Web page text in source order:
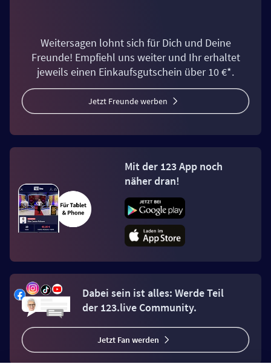
Weitersagen lohnt sich für Dich und Deine
Freunde! Empfiehl uns weiter und Ihr erhaltet
jeweils einen Einkaufsgutschein über 10 €*.
Jetzt Freunde werben
Mit der 123 App noch
näher dran!
Dabei sein ist alles: Werde Teil
der 123.live Community.
Jetzt Fan werden